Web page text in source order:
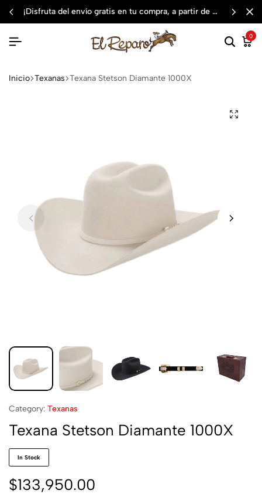
¡disfruta del envío gratis en tu compra, a partir de $3,000 mxn
0
Inicio Texanas Texana Stetson Diamante 1000X
Category: Texanas
Texana Stetson Diamante 1000X
In Stock
$133,950.00